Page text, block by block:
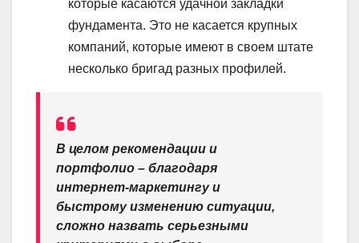
которые касаются удачной закладки
фундамента. Это не касается крупных
компаний, которые имеют в своем штате
несколько бригад разных профилей.
В целом рекомендации и
портфолио – благодаря
интернет-маркетингу и
быстрому изменению ситуации,
сложно назвать серьезными